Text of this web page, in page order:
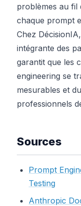
problèmes au fil
chaque prompt
Chez
intégrante des
garantit que les
engineering se
mesurables et
professionnels
Sources
Prompt
Testing
Anthropic